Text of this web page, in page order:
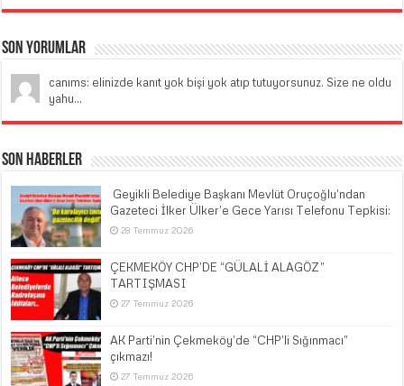
Son Yorumlar
canıms: elinizde kanıt yok bişi yok atıp tutuyorsunuz. Size ne oldu
yahu...
Son Haberler
​ Geyikli Belediye Başkanı Mevlüt Oruçoğlu’ndan
Gazeteci İlker Ülker’e Gece Yarısı Telefonu Tepkisi:
28 Temmuz 2026
ÇEKMEKÖY CHP’DE “GÜLALİ ALAGÖZ”
TARTIŞMASI
27 Temmuz 2026
AK Parti’nin Çekmeköy’de “CHP’li Sığınmacı”
çıkmazı!
27 Temmuz 2026